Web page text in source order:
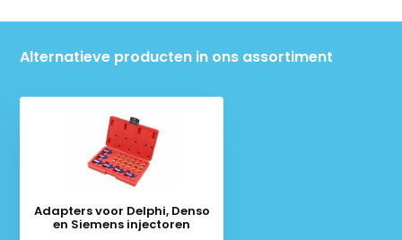
Alternatieve producten in ons assortiment
Adapters voor Delphi, Denso
en Siemens injectoren